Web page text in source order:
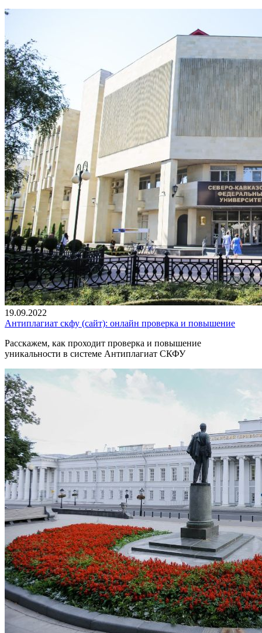
19.09.2022
Антиплагиат скфу (сайт): онлайн проверка и повышение
Расскажем, как проходит проверка и повышение
уникальности в системе Антиплагиат СКФУ